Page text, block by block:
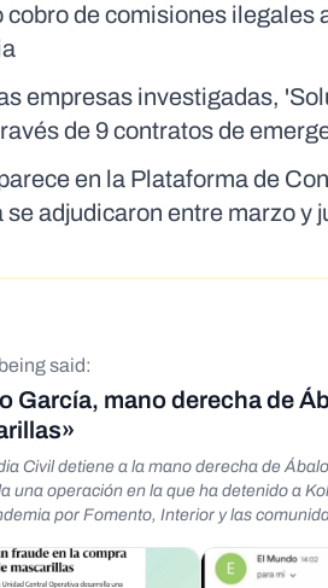
cobro de comisiones
empresas investigadas,
de 9 contratos de
en la Plataforma de
se adjudicaron entre marzo y
said:
García, mano derecha de
Civil detiene a la mano derecha de
una operación en la que ha detenido a
por Fomento, Interior y las